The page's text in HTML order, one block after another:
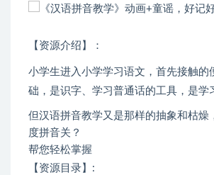
【资源介绍】：
小学生进入小学学习语文，首先接触
础，是识字、学习普通话的工具，是学
但汉语拼音教学又是那样的抽象和枯
度拼音关？
帮您轻松掌握
【资源目录】: